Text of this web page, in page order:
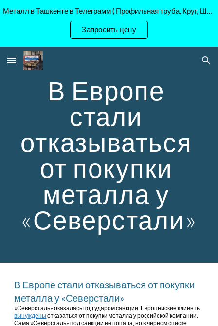
Skip to navigation
Металл в Ташкенте в Телеграмм ( Профильная труба, Круг, Шестигранник Ст45, 40Х, )
Запросить цену
В Европе
стали
отказываться
от покупки
металла у
«Северстали»
В Европе стали отказываться от покупки
металла у «Северстали»
вынуждены отказаться от покупки металла у российской компании.